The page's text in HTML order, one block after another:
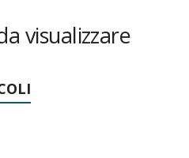
visualizzare